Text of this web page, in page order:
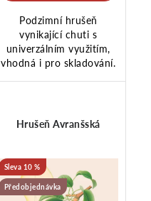
Podzimní hrušeň
vynikající chuti s
univerzálním využitím,
vhodná i pro skladování.
Hrušeň Avranšská
10 %
Předobjednávka